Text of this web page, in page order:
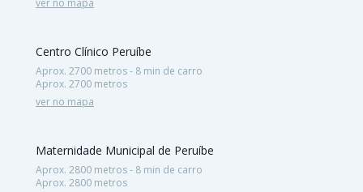
Centro Clínico Peruíbe
Aprox. 2700 metros - 8 min de carro
Aprox. 2700 metros
ver no mapa
Maternidade Municipal de Peruíbe
Aprox. 2800 metros - 8 min de carro
Aprox. 2800 metros